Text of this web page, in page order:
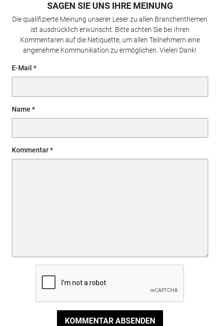
SAGEN SIE UNS IHRE MEINUNG
Die qualifizierte Meinung unserer Leser zu allen Branchenthemen
ist ausdrücklich erwünscht. Bitte achten Sie bei Ihren
Kommentaren auf die Netiquette, um allen Teilnehmern eine
angenehme Kommunikation zu ermöglichen. Vielen Dank!
E-Mail
Name
Kommentar
KOMMENTAR ABSENDEN